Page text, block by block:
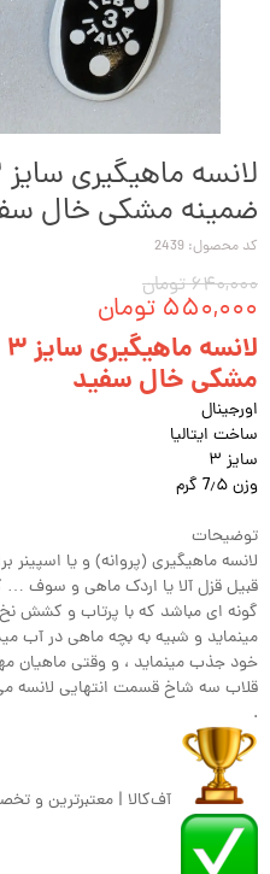
ضمینه مشکی خال
کد محصول: 2439
۶۴۰,۰۰۰ تومان
۵۵۰,۰۰۰ تومان
مشکی خال سفید
اورجینال
ساخت ایتالیا
سایز ۳
وزن 7٫۵ گرم
توضیحات
لانسه ماهیگیری (پروانه) و یا اسپینر
قبیل قزل آلا یا اردک ماهی و سوف …
گونه ای مباشد که با پرتاب و کشش
مینماید و شبیه به بچه ماهی در آب
خود جذب مینماید ، و وقتی ماهیان
قلاب سه شاخ قسمت انتهایی لانسه
.
آف‌کالا | معتبرترین و